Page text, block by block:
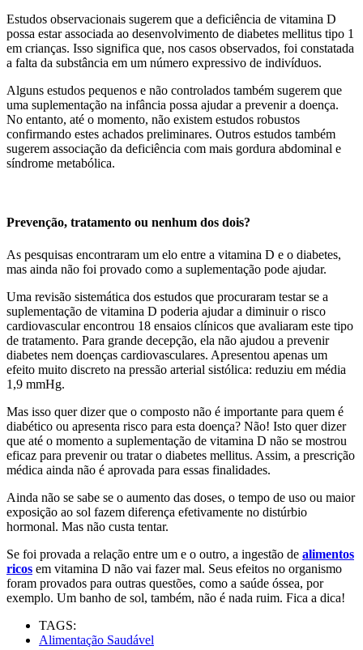
Estudos observacionais sugerem que a deficiência de vitamina D
possa estar associada ao desenvolvimento de diabetes mellitus tipo 1
em crianças. Isso significa que, nos casos observados, foi constatada
a falta da substância em um número expressivo de indivíduos.
Alguns estudos pequenos e não controlados também sugerem que
uma suplementação na infância possa ajudar a prevenir a doença.
No entanto, até o momento, não existem estudos robustos
confirmando estes achados preliminares. Outros estudos também
sugerem associação da deficiência com mais gordura abdominal e
síndrome metabólica.
Prevenção, tratamento ou nenhum dos dois?
As pesquisas encontraram um elo entre a vitamina D e o diabetes,
mas ainda não foi provado como a suplementação pode ajudar.
Uma revisão sistemática dos estudos que procuraram testar se a
suplementação de vitamina D poderia ajudar a diminuir o risco
cardiovascular encontrou 18 ensaios clínicos que avaliaram este tipo
de tratamento. Para grande decepção, ela não ajudou a prevenir
diabetes nem doenças cardiovasculares. Apresentou apenas um
efeito muito discreto na pressão arterial sistólica: reduziu em média
1,9 mmHg.
Mas isso quer dizer que o composto não é importante para quem é
diabético ou apresenta risco para esta doença? Não! Isto quer dizer
que até o momento a suplementação de vitamina D não se mostrou
eficaz para prevenir ou tratar o diabetes mellitus. Assim, a prescrição
médica ainda não é aprovada para essas finalidades.
Ainda não se sabe se o aumento das doses, o tempo de uso ou maior
exposição ao sol fazem diferença efetivamente no distúrbio
hormonal. Mas não custa tentar.
Se foi provada a relação entre um e o outro, a ingestão de alimentos
ricos em vitamina D não vai fazer mal. Seus efeitos no organismo
foram provados para outras questões, como a saúde óssea, por
exemplo. Um banho de sol, também, não é nada ruim. Fica a dica!
TAGS:
Alimentação Saudável